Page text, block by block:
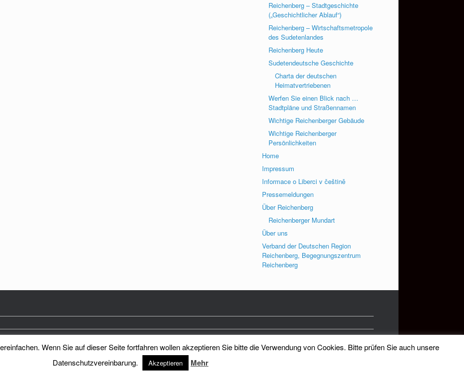
Reichenberg – Stadtgeschichte
(„Geschichtlicher Ablauf“)
Reichenberg – Wirtschaftsmetropole
des Sudetenlandes
Reichenberg Heute
Sudetendeutsche Geschichte
Charta der deutschen
Heimatvertriebenen
Werfen Sie einen Blick nach …
Stadtpläne und Straßennamen
Wichtige Reichenberger Gebäude
Wichtige Reichenberger
Persönlichkeiten
Home
Impressum
Informace o Liberci v češtině
Pressemeldungen
Über Reichenberg
Reichenberger Mundart
Über uns
Verband der Deutschen Region
Reichenberg, Begegnungszentrum
Reichenberg
Heimatkreis Reichenberg Stadt und Land e.V. Theme bySiteOrigin
Wenn Sie auf dieser Seite fortfahren wollen akzeptieren Sie bitte die Verwendung von Cookies. Bitte prüfen Sie auch unsere
Datenschutzvereinbarung.
Akzeptieren Mehr